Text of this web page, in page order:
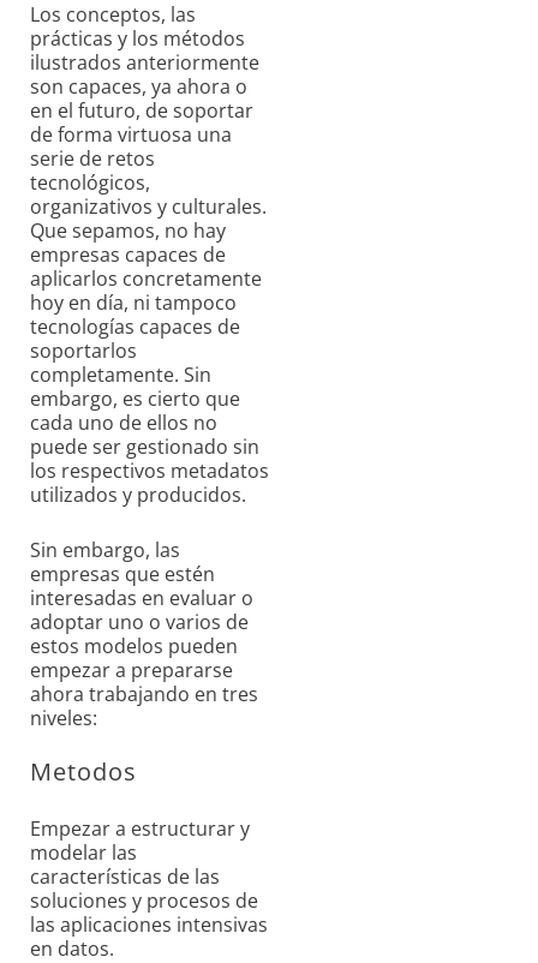
Los conceptos, las
prácticas y los métodos
ilustrados anteriormente
son capaces, ya ahora o
en el futuro, de soportar
de forma virtuosa una
serie de retos
tecnológicos,
organizativos y culturales.
Que sepamos, no hay
empresas capaces de
aplicarlos concretamente
hoy en día, ni tampoco
tecnologías capaces de
soportarlos
completamente. Sin
embargo, es cierto que
cada uno de ellos no
puede ser gestionado sin
los respectivos metadatos
utilizados y producidos.
Sin embargo, las
empresas que estén
interesadas en evaluar o
adoptar uno o varios de
estos modelos pueden
empezar a prepararse
ahora trabajando en tres
niveles:
Metodos
Empezar a estructurar y
modelar las
características de las
soluciones y procesos de
las aplicaciones intensivas
en datos.